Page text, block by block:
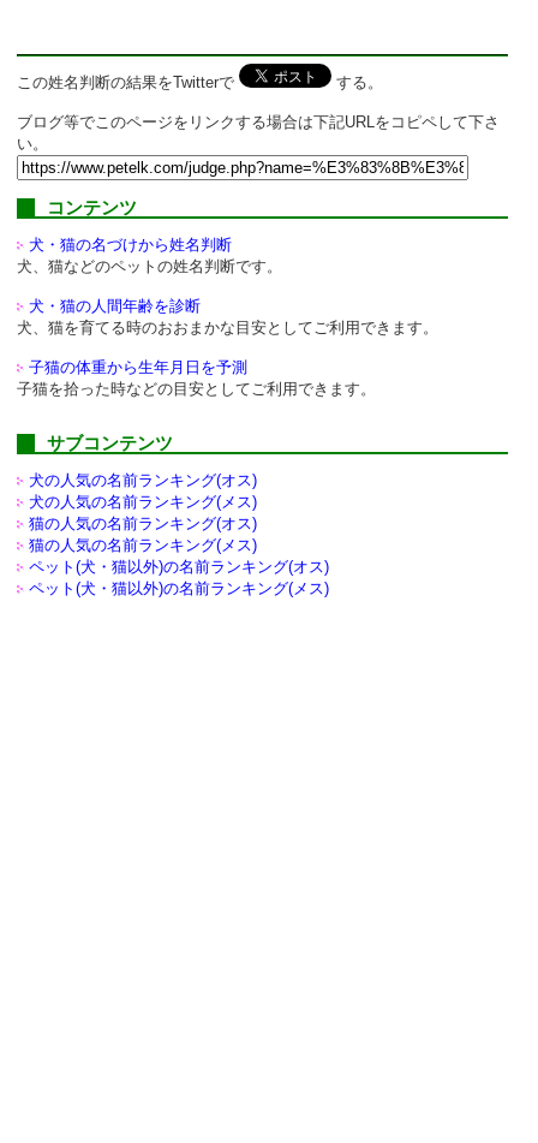
この姓名判断の結果をTwitterで する。
ブログ等でこのページをリンクする場合は下記URLをコピペして下さ
い。
コンテンツ
犬・猫の名づけから姓名判断
犬、猫などのペットの姓名判断です。
犬・猫の人間年齢を診断
犬、猫を育てる時のおおまかな目安としてご利用できます。
子猫の体重から生年月日を予測
子猫を拾った時などの目安としてご利用できます。
サブコンテンツ
犬の人気の名前ランキング(オス)
犬の人気の名前ランキング(メス)
猫の人気の名前ランキング(オス)
猫の人気の名前ランキング(メス)
ペット(犬・猫以外)の名前ランキング(オス)
ペット(犬・猫以外)の名前ランキング(メス)